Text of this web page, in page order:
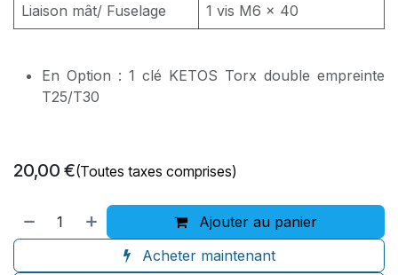
Liaison mât/ Fuselage 1 vis M6 x 40
En Option : 1 clé KETOS Torx double empreinte
T25/T30
20,00 €(Toutes taxes comprises)
Ajouter au panier
Acheter maintenant